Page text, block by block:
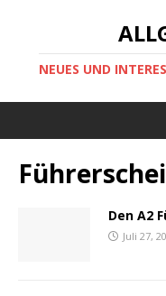
NEUES UND
Den A2
Juli 27,